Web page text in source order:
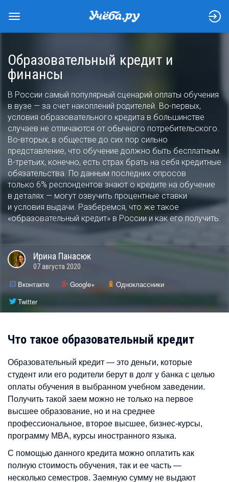
Образовательный кредит и
финансы
В России самый популярный сценарий оплаты обучения
в вузе — за счет накоплений родителей. Во-первых,
условия образовательного кредита в большинстве
случаев не отличаются от обычного потребительского.
Во-вторых, в обществе до сих пор сильно
представление, что обучение должно быть бесплатным.
В-третьих, конечно, есть страх брать на себя кредитные
обязательства. По данным последних опросов
только 6% респондентов знают о кредите на обучение
в деталях — могут озвучить процентные ставки
и условия выдачи. Разберемся, что же такое
«образовательный кредит» в России и как его получить.
Ирина Панасюк
07 августа 2020
Вконтакте Google+
Одноклассники
Twitter
Что такое образовательный кредит
Образовательный кредит — это деньги, которые
студент или его родители берут в долг у банка с целью
оплаты обучения в выбранном учебном заведении.
Получить такой заем можно не только на первое
высшее образование, но и на среднее
профессиональное, второе высшее, бизнес-курсы,
программу MBA, курсы иностранного языка.
С помощью данного кредита можно оплатить как
полную стоимость обучения, так и ее часть —
несколько семестров. Заемную сумму не выдают